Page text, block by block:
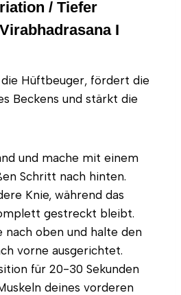
/ Tiefer
I
Hüftbeuger, fördert die
Beckens und stärkt die
und mache mit einem
Schritt nach hinten.
Knie, während das
gestreckt bleibt.
nach oben und halte den
vorne ausgerichtet.
für 20-30 Sekunden
deines vorderen